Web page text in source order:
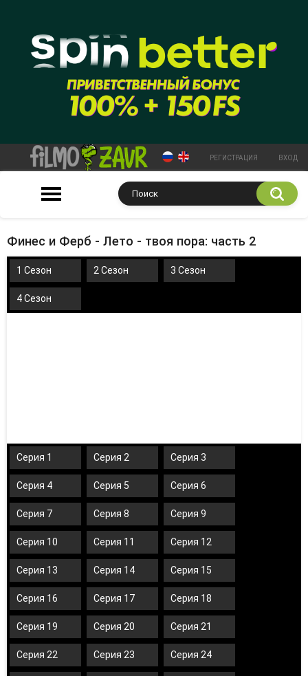
РЕГИСТРАЦИЯ ВХОД
Финес и Ферб - Лето - твоя пора: часть 2
1 Сезон 2 Сезон 3 Сезон
4 Сезон
Серия 1 Серия 2 Серия 3
Серия 4 Серия 5 Серия 6
Серия 7 Серия 8 Серия 9
Серия 10 Серия 11 Серия 12
Серия 13 Серия 14 Серия 15
Серия 16 Серия 17 Серия 18
Серия 19 Серия 20 Серия 21
Серия 22 Серия 23 Серия 24